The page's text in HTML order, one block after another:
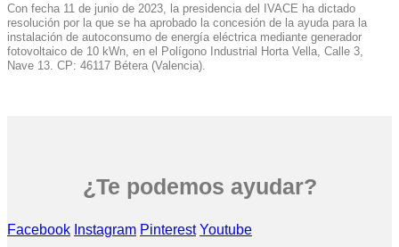
Con fecha 11 de junio de 2023, la presidencia del IVACE ha dictado
resolución por la que se ha aprobado la concesión de la ayuda para la
instalación de autoconsumo de energía eléctrica mediante generador
fotovoltaico de 10 kWn, en el Polígono Industrial Horta Vella, Calle 3,
Nave 13. CP: 46117 Bétera (Valencia).
¿Te podemos ayudar?
Facebook Instagram Pinterest Youtube